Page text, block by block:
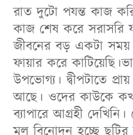
রাত দুটো পযন্ত কাজ
কাজ শেষ করে সরাসরি
জীবনের বড় একটা সময়
ফায়ার করে
উপভোগ্য। দ্বীপটাতে
আছে। ওদের কাউকে
ব্যাপারে আগ্রহী